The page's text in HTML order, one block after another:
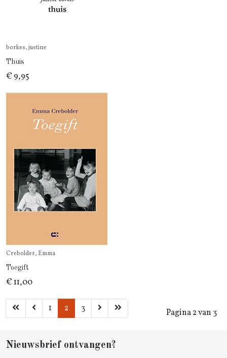
borkes, justine
Thuis
€ 9,95
Crebolder, Emma
Toegift
€ 11,00
Pagina 2 van 3
1 2 3
Nieuwsbrief ontvangen?